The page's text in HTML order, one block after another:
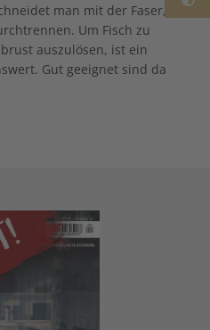
man mit der Faser, um
Um Fisch zu
auszulösen, ist ein
Gut geeignet sind da